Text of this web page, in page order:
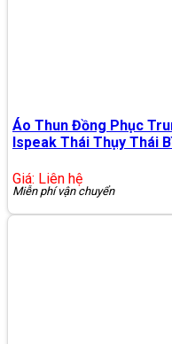
Áo Thun Đồng Phục
Ispeak Thái Thụy Thái
Giá: Liên hệ
Miễn phí vận chuyển